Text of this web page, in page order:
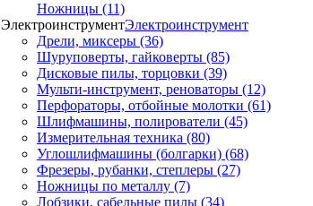
Ножницы (11)
ЭлектроинструментЭлектроинструмент
Дрели, миксеры (36)
Шуруповерты, гайковерты (85)
Дисковые пилы, торцовки (39)
Мульти-инструмент, реноваторы (12)
Перфораторы, отбойные молотки (61)
Шлифмашины, полирователи (45)
Измерительная техника (80)
Углошлифмашины (болгарки) (68)
Фрезеры, рубанки, степлеры (27)
Ножницы по металлу (7)
Лобзики, сабельные пилы (34)